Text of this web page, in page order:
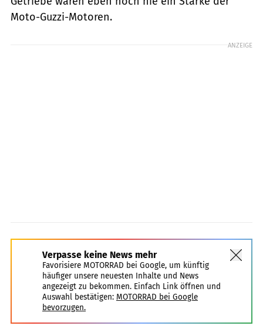
Moto-Guzzi-Motoren.
ANZEIGE
Verpasse keine News mehr
Favorisiere MOTORRAD bei Google, um künftig
häufiger unsere neuesten Inhalte und News
angezeigt zu bekommen. Einfach Link öffnen und
Auswahl bestätigen: MOTORRAD bei Google
bevorzugen.